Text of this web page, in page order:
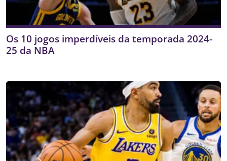
Os 10 jogos imperdíveis da temporada 2024-
25 da NBA